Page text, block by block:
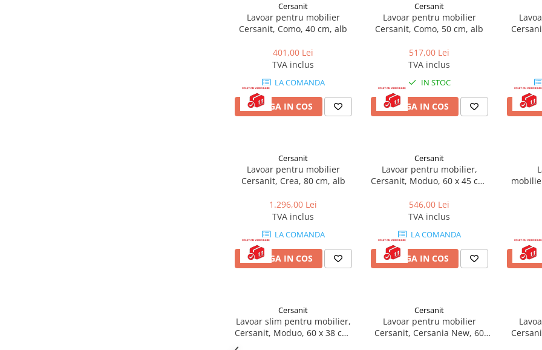
Cersanit
Lavoar pentru mobilier
Cersanit, Como, 40 cm, alb
401,00 Lei
TVA inclus
LA COMANDA
ADAUGA IN COS
Cersanit
Lavoar pentru mobilier
Cersanit, Como, 50 cm, alb
517,00 Lei
TVA inclus
IN STOC
ADAUGA IN COS
Cersanit
Lavoar pentru mobilier
Cersanit, Crea, 80 cm, alb
1.296,00 Lei
TVA inclus
LA COMANDA
ADAUGA IN COS
Cersanit
Lavoar pentru mobilier,
Cersanit, Moduo, 60 x 45 cm,
546,00 Lei
TVA inclus
LA COMANDA
ADAUGA IN COS
Cersanit
Lavoar slim pentru mobilier,
Cersanit, Moduo, 60 x 38 cm,
Cersanit
Lavoar pentru mobilier
Cersanit, Cersania New, 60